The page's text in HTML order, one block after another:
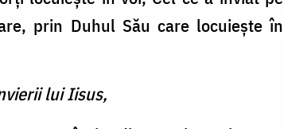
prin Duhul Său care locuiește în
lui Iisus,